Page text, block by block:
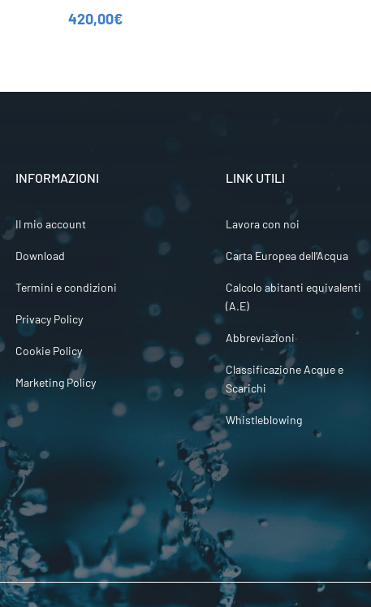
420,00€
INFORMAZIONI
Il mio account
Download
Termini e condizioni
Privacy Policy
Cookie Policy
Marketing Policy
LINK UTILI
Lavora con noi
Carta Europea dell’Acqua
Calcolo abitanti equivalenti
(A.E)
Abbreviazioni
Classificazione Acque e
Scarichi
Whistleblowing